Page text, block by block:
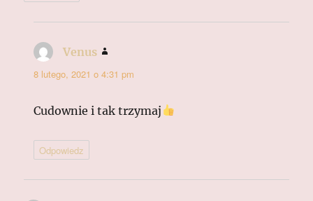
Venus
8 lutego, 2021 o 4:31 pm
Cudownie i tak trzymaj
Odpowiedz